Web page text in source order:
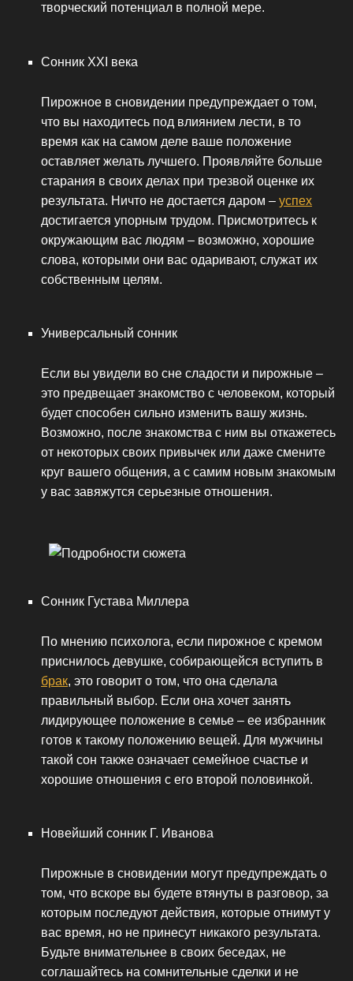
творческий потенциал в полной мере.
Сонник XXI века
Пирожное в сновидении предупреждает о том,
что вы находитесь под влиянием лести, в то
время как на самом деле ваше положение
оставляет желать лучшего. Проявляйте больше
старания в своих делах при трезвой оценке их
результата. Ничто не достается даром – успех
достигается упорным трудом. Присмотритесь к
окружающим вас людям – возможно, хорошие
слова, которыми они вас одаривают, служат их
собственным целям.
Универсальный сонник
Если вы увидели во сне сладости и пирожные –
это предвещает знакомство с человеком, который
будет способен сильно изменить вашу жизнь.
Возможно, после знакомства с ним вы откажетесь
от некоторых своих привычек или даже смените
круг вашего общения, а с самим новым знакомым
у вас завяжутся серьезные отношения.
Сонник Густава Миллера
По мнению психолога, если пирожное с кремом
приснилось девушке, собирающейся вступить в
брак, это говорит о том, что она сделала
правильный выбор. Если она хочет занять
лидирующее положение в семье – ее избранник
готов к такому положению вещей. Для мужчины
такой сон также означает семейное счастье и
хорошие отношения с его второй половинкой.
Новейший сонник Г. Иванова
Пирожные в сновидении могут предупреждать о
том, что вскоре вы будете втянуты в разговор, за
которым последуют действия, которые отнимут у
вас время, но не принесут никакого результата.
Будьте внимательнее в своих беседах, не
соглашайтесь на сомнительные сделки и не